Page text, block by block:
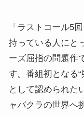
「ラストコール5
持っている人にと
ーズ屈指の問題作
す。番組初となる
として認められた
ャバクラの世界へ